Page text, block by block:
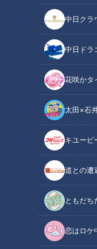
中日クラ
中日ドラ
花咲かタ
太田×石
キユーピ
道との遭
ともだち
恋はロケ
イメージ画像：「売れ
この記事の画像（全